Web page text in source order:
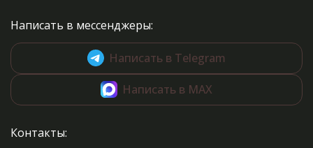
Написать в мессенджеры:
Написать в Telegram
Написать в MAX
Контакты: